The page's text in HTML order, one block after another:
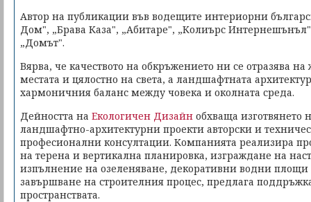
Автор на публикации във водещите интериорни
Дом", „Брава Каза", „Абитаре", „Колиърс
„Домът".
Вярва, че качеството на обкръжението ни се отразява
местата и цялостно на света, а ландшафтната
хармоничния баланс между човека и околната среда.
Дейността на Екологичен Дизайн обхваща изготвянето
ландшафтно-архитектурни проекти авторски и
професионални консултации. Компанията реализира
на терена и вертикална планировка, изграждане на
изпълнение на озеленяване, декоративни водни
завършване на строителния процес, предлага
пространствата.